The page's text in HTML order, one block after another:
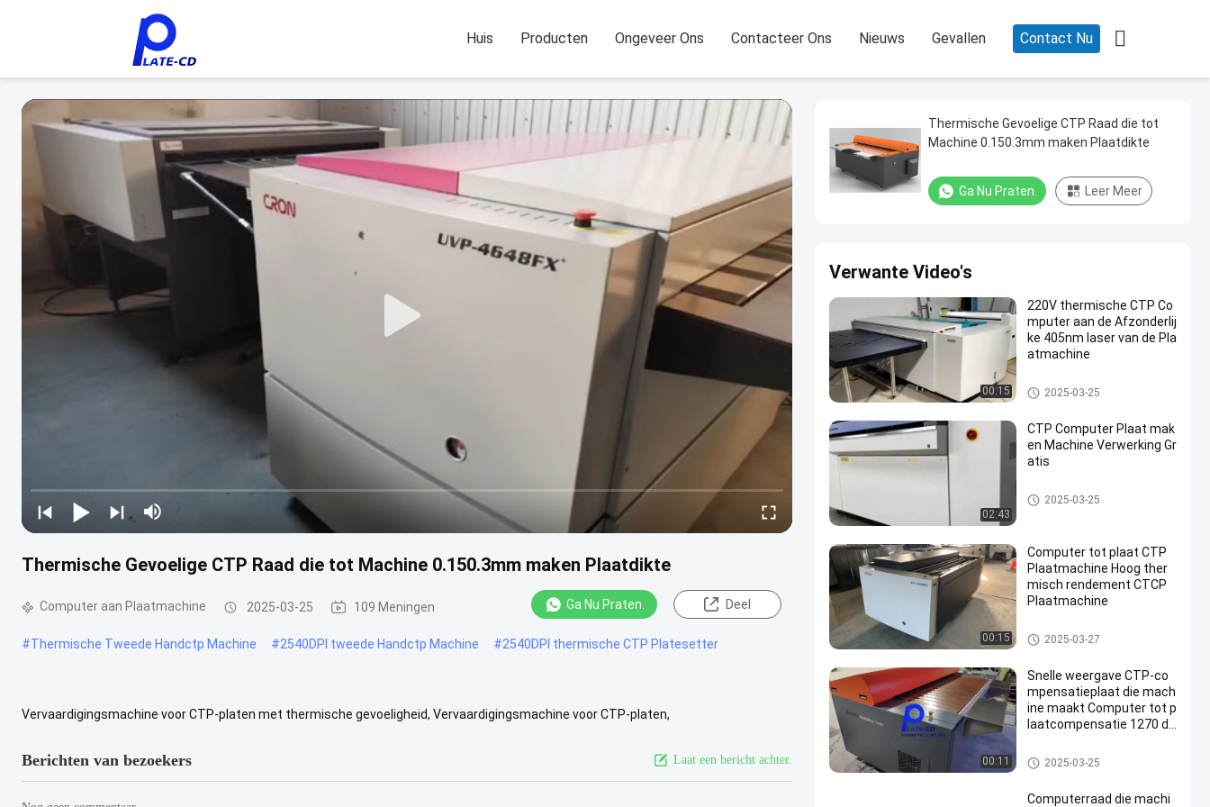
Huis Producten Ongeveer Ons Contacteer Ons Nieuws Gevallen Contact Nu 
Thermische Gevoelige CTP Raad die tot Machine 0.150.3mm maken Plaatdikte
Computer aan Plaatmachine 2025-03-25 109 Meningen Ga Nu Praten. Deel
#Thermische Tweede Handctp Machine #2540DPI tweede Handctp Machine #2540DPI thermische CTP Platesetter
Vervaardigingsmachine voor CTP-platen met thermische gevoeligheid, Vervaardigingsmachine voor CTP-platen,
Berichten van bezoekers Laat een bericht achter.
Thermische Gevoelige CTP Raad die tot
Machine 0.150.3mm maken Plaatdikte
Ga Nu Praten. Leer Meer
Verwante Video's
00:15
220V thermische CTP Co
mputer aan de Afzonderlij
ke 405nm laser van de Pla
atmachine
Computer aan Plaatmachine
2025-03-25
02:43
CTP Computer Plaat mak
en Machine Verwerking Gr
atis
Computer aan Plaatmachine
2025-03-25
00:15
Computer tot plaat CTP
Plaatmachine Hoog ther
misch rendement CTCP
Plaatmachine
Computer aan Plaatmachine
2025-03-27
00:11
Snelle weergave CTP-co
mpensatieplaat die mach
ine maakt Computer tot p
laatcompensatie 1270 dp
Computer aan Plaatmachine
2025-03-25
Computerraad die machi